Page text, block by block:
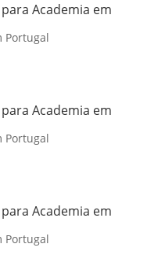
Academia em
Portugal
Academia em
Portugal
Academia em
Portugal